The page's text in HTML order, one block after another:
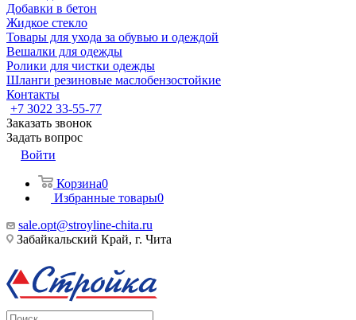
Добавки в бетон
Жидкое стекло
Товары для ухода за обувью и одеждой
Вешалки для одежды
Ролики для чистки одежды
Шланги резиновые маслобензостойкие
Контакты
+7 3022 33-55-77
Заказать звонок
Задать вопрос
Войти
Корзина0
Избранные товары0
sale.opt@stroyline-chita.ru
Забайкальский Край, г. Чита